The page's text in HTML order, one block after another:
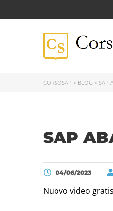
CORSOSAP > BLOG > SAP
SAP
04/06/2023
Nuovo video